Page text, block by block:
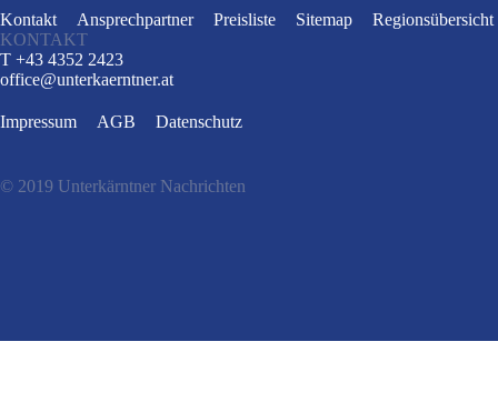
Kontakt Ansprechpartner Preisliste Sitemap
Regionsübersicht
KONTAKT
T +43 4352 2423
office@unterkaerntner.at
Impressum AGB Datenschutz
© 2019 Unterkärntner Nachrichten